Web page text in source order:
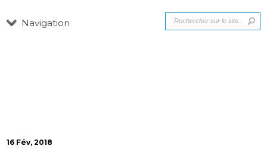
Navigation
16 Fév, 2018